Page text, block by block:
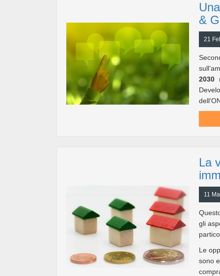
&
21
2030
La
11
gli
Le
sono